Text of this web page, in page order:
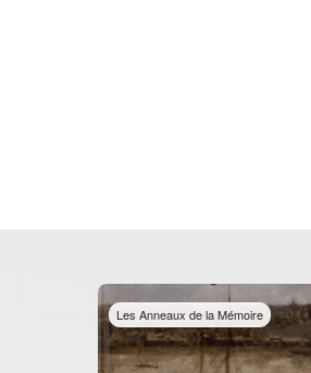
Les Anneaux de la Mémoire